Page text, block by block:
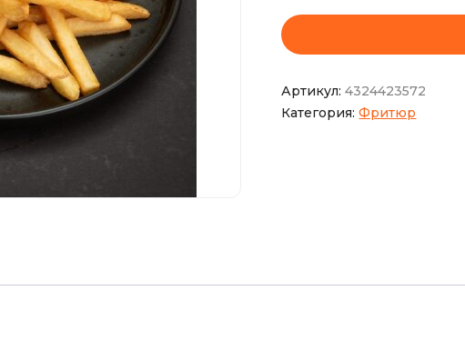
товара
Картофель
фри
Артикул:4324423572
Категория:Фритюр